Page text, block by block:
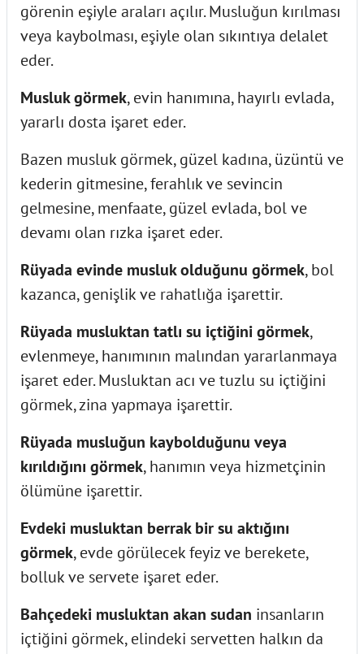
görenin eşiyle araları açılır. Musluğun kırılması
veya kaybolması, eşiyle olan sıkıntıya delalet
eder.
Musluk görmek, evin hanımına, hayırlı evlada,
yararlı dosta işaret eder.
Bazen musluk görmek, güzel kadına, üzüntü ve
kederin gitmesine, ferahlık ve sevincin
gelmesine, menfaate, güzel evlada, bol ve
devamı olan rızka işaret eder.
Rüyada evinde musluk olduğunu görmek, bol
kazanca, genişlik ve rahatlığa işarettir.
Rüyada musluktan tatlı su içtiğini görmek,
evlenmeye, hanımının malından yararlanmaya
işaret eder. Musluktan acı ve tuzlu su içtiğini
görmek, zina yapmaya işarettir.
Rüyada musluğun kaybolduğunu veya
kırıldığını görmek, hanımın veya hizmetçinin
ölümüne işarettir.
Evdeki musluktan berrak bir su aktığını
görmek, evde görülecek feyiz ve berekete,
bolluk ve servete işaret eder.
Bahçedeki musluktan akan sudan insanların
içtiğini görmek, elindeki servetten halkın da